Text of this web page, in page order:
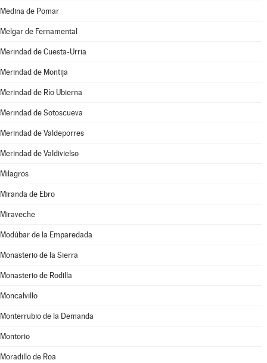
Medina de Pomar
Melgar de Fernamental
Merindad de Cuesta-Urria
Merindad de Montija
Merindad de Río Ubierna
Merindad de Sotoscueva
Merindad de Valdeporres
Merindad de Valdivielso
Milagros
Miranda de Ebro
Miraveche
Modúbar de la Emparedada
Monasterio de la Sierra
Monasterio de Rodilla
Moncalvillo
Monterrubio de la Demanda
Montorio
Moradillo de Roa